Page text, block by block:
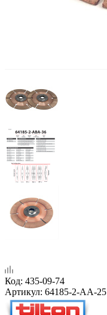
Код: 435-09-74
Артикул: 64185-2-AA-25